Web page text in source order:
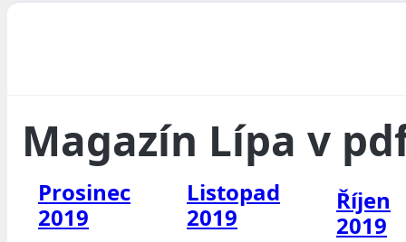
Magazín Lípa v
Prosinec
2019
Listopad
2019
Říjen
2019